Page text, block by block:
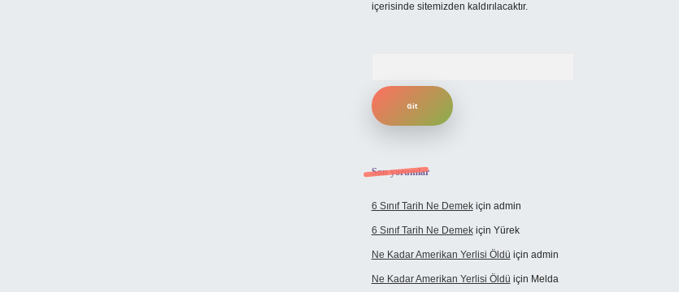
içerisinde sitemizden kaldırılacaktır.
Son yorumlar
6 Sınıf Tarih Ne Demekiçin admin
6 Sınıf Tarih Ne Demekiçin Yürek
Ne Kadar Amerikan Yerlisi Öldü için admin
Ne Kadar Amerikan Yerlisi Öldü için Melda